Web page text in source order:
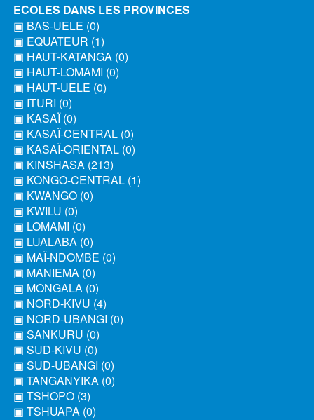
ECOLES DANS LES PROVINCES
▣ BAS-UELE (0)
▣ EQUATEUR (1)
▣ HAUT-KATANGA (0)
▣ HAUT-LOMAMI (0)
▣ HAUT-UELE (0)
▣ ITURI (0)
▣ KASAÏ (0)
▣ KASAÏ-CENTRAL (0)
▣ KASAÏ-ORIENTAL (0)
▣ KINSHASA (213)
▣ KONGO-CENTRAL (1)
▣ KWANGO (0)
▣ KWILU (0)
▣ LOMAMI (0)
▣ LUALABA (0)
▣ MAÏ-NDOMBE (0)
▣ MANIEMA (0)
▣ MONGALA (0)
▣ NORD-KIVU (4)
▣ NORD-UBANGI (0)
▣ SANKURU (0)
▣ SUD-KIVU (0)
▣ SUD-UBANGI (0)
▣ TANGANYIKA (0)
▣ TSHOPO (3)
▣ TSHUAPA (0)